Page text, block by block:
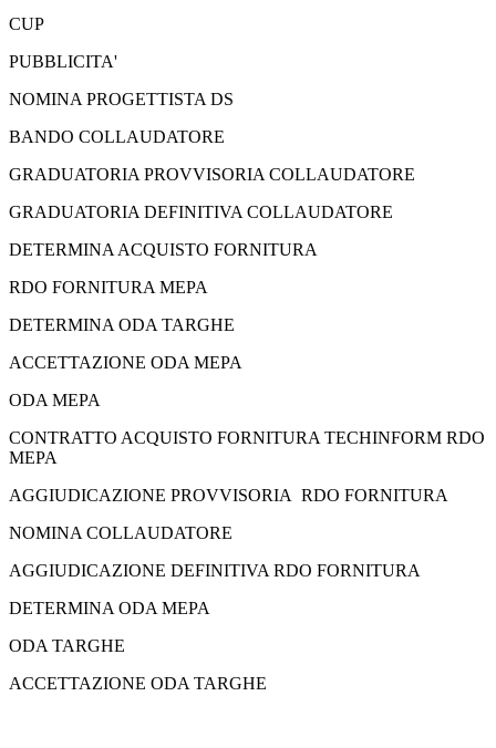
CUP
PUBBLICITA'
NOMINA PROGETTISTA DS
BANDO COLLAUDATORE
GRADUATORIA PROVVISORIA COLLAUDATORE
GRADUATORIA DEFINITIVA COLLAUDATORE
DETERMINA ACQUISTO FORNITURA
RDO FORNITURA MEPA
DETERMINA ODA TARGHE
ACCETTAZIONE ODA MEPA
ODA MEPA
CONTRATTO ACQUISTO FORNITURA TECHINFORM RDO
MEPA
AGGIUDICAZIONE PROVVISORIA RDO FORNITURA
NOMINA COLLAUDATORE
AGGIUDICAZIONE DEFINITIVA RDO FORNITURA
DETERMINA ODA MEPA
ODA TARGHE
ACCETTAZIONE ODA TARGHE